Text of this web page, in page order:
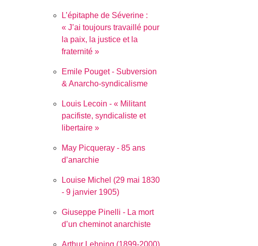
L’épitaphe de Séverine :
J’ai toujours travaillé pour
la paix, la justice et la
fraternité
Emile Pouget - Subversion
& Anarcho-syndicalisme
Louis Lecoin - « Militant
pacifiste, syndicaliste et
libertaire »
May Picqueray - 85 ans
d’anarchie
Louise Michel (29 mai 1830
- 9 janvier 1905)
Giuseppe Pinelli - La mort
d’un cheminot anarchiste
Arthur Lehning (1899-2000)